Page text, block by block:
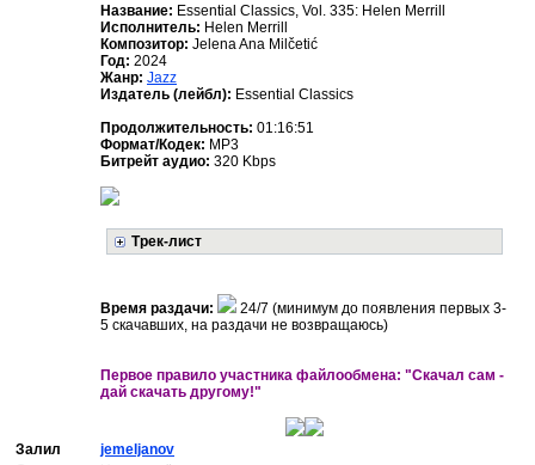
Название: Essential Classics, Vol. 335: Helen Merrill
Исполнитель: Helen Merrill
Композитор: Jelena Ana Milčetić
Год: 2024
Жанр: Jazz
Издатель (лейбл): Essential Classics
Продолжительность: 01:16:51
Формат/Кодек: MP3
Битрейт аудио: 320 Kbps
Трек-лист
Время раздачи:
24/7 (минимум до появления первых 3-
5 скачавших, на раздачи не возвращаюсь)
Первое правило участника файлообмена: "Скачал сам -
дай скачать другому!"
Залил
jemeljanov